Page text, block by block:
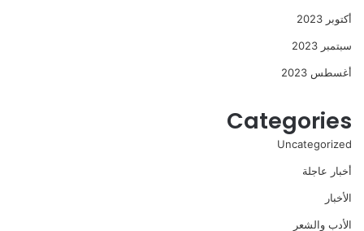
أكتوبر 2023
سبتمبر 2023
أغسطس 2023
Categories
Uncategorized
أخبار عاجلة
الأخبار
الأدب والشعر